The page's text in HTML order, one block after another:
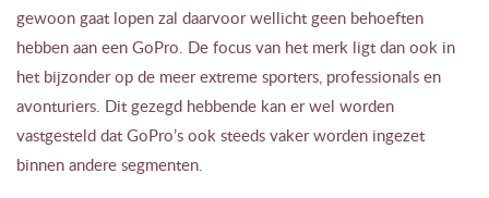
gewoon gaat lopen zal daarvoor wellicht geen behoeften
hebben aan een GoPro. De focus van het merk ligt dan ook in
het bijzonder op de meer extreme sporters, professionals en
avonturiers. Dit gezegd hebbende kan er wel worden
vastgesteld dat GoPro’s ook steeds vaker worden ingezet
binnen andere segmenten.